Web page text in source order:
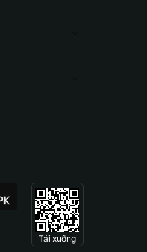
Tải xuống